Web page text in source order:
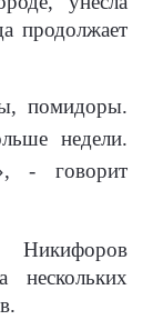
продолжает
помидоры.
недели.
- говорит
нескольких